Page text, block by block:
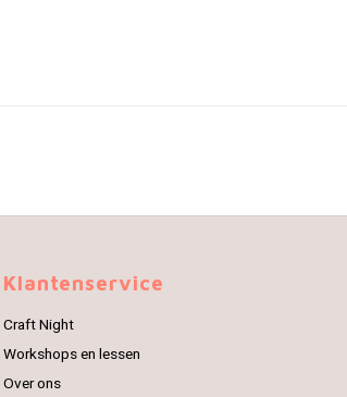
Klantenservice
Craft Night
Workshops en lessen
Over ons